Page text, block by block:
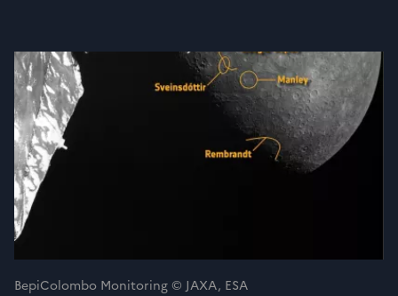
BepiColombo Monitoring © JAXA, ESA